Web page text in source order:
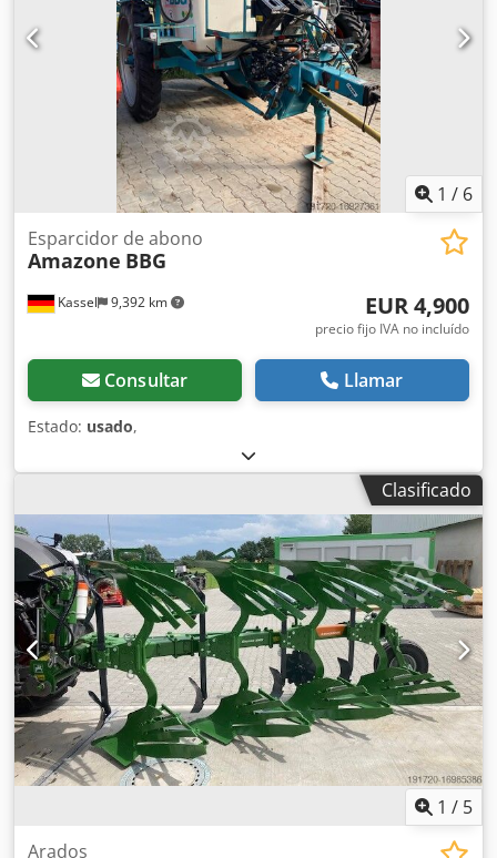
1 / 6
Kassel 9,392 km
Esparcidor de abono
Amazone BBG
EUR 4,900
precio fijo IVA no incluído
Consultar Llamar
Estado: usado,
Clasificado
1 / 5
Arados